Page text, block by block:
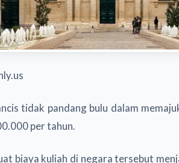
tidak pandang bulu dalam
per tahun.
biaya kuliah di negara tersebut